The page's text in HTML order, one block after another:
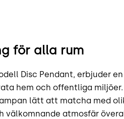
för alla rum
Disc Pendant, erbjuder
hem och offentliga miljöer.
lätt att matcha med
välkomnande atmosfär